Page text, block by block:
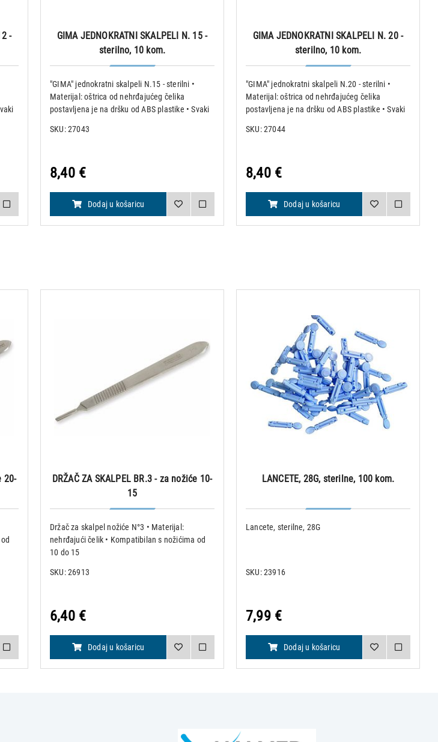
-
GIMA JEDNOKRATNI SKALPELI N. 15 -
sterilno, 10 kom.
"GIMA" jednokratni skalpeli N.15 - sterilni •
Materijal: oštrica od nehrđajućeg čelika
postavljena je na dršku od ABS plastike • Svaki
omotnicu sa sigurnosnom zaštitom za oštricu
SKU: 27043
8,40 €
Dodaj u košaricu
GIMA JEDNOKRATNI SKALPELI N. 20 -
sterilno, 10 kom.
"GIMA" jednokratni skalpeli N.20 - sterilni •
Materijal: oštrica od nehrđajućeg čelika
postavljena je na dršku od ABS plastike • Svaki
omotnicu sa sigurnosnom zaštitom za oštricu
SKU: 27044
8,40 €
Dodaj u košaricu
20-
DRŽAČ ZA SKALPEL BR.3 - za nožiće 10-
15
Držač za skalpel nožiće N°3 • Materijal:
nehrđajući čelik • Kompatibilan s nožićima od
10 do 15
SKU: 26913
6,40 €
Dodaj u košaricu
LANCETE, 28G, sterilne, 100 kom.
Lancete, sterilne, 28G
SKU: 23916
7,99 €
Dodaj u košaricu